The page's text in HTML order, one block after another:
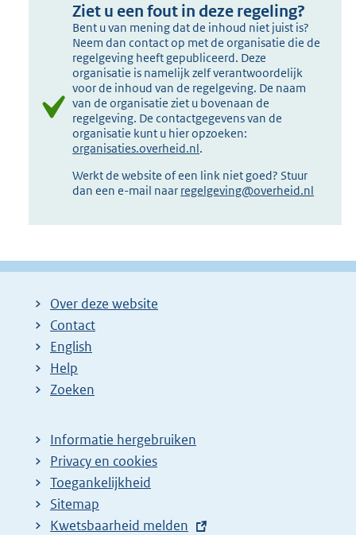
Ziet u een fout in deze regeling?
Bent u van mening dat de inhoud niet juist is?
Neem dan contact op met de organisatie die de
regelgeving heeft gepubliceerd. Deze
organisatie is namelijk zelf verantwoordelijk
voor de inhoud van de regelgeving. De naam
van de organisatie ziet u bovenaan de
regelgeving. De contactgegevens van de
organisatie kunt u hier opzoeken:
organisaties.overheid.nl.
Werkt de website of een link niet goed? Stuur
dan een e-mail naar regelgeving@overheid.nl
Over deze website
Contact
English
Help
Zoeken
Informatie hergebruiken
Privacy en cookies
Toegankelijkheid
Sitemap
E
Kwetsbaarheid melden